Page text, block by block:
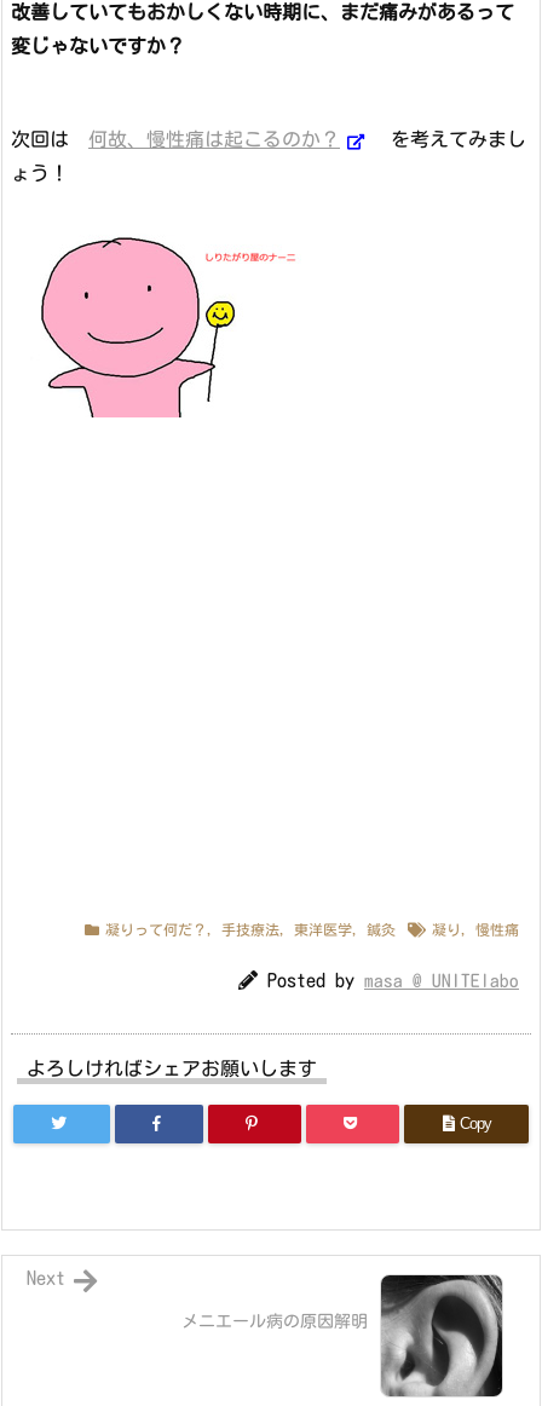
改善していてもおかしくない時期に、まだ痛みがあるって
変じゃないですか？
次回は 何故、慢性痛は起こるのか？
を考えてみまし
ょう！
凝りって何だ？ 手技療法 東洋医学 鍼灸 凝り 慢性痛
Posted by masa @ UNITElabo
よろしければシェアお願いします
Copy
メニエール病の原因解明
Next